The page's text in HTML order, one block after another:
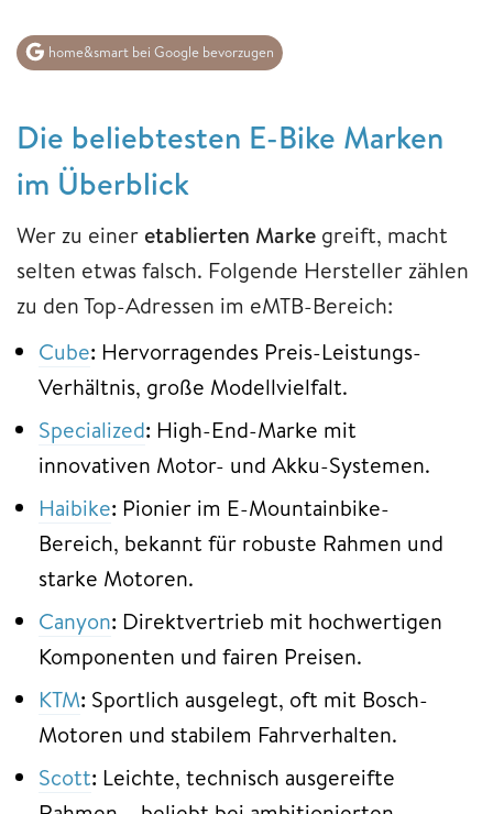
home&smart bei Google bevorzugen
Die beliebtesten E-Bike Marken
im Überblick
Wer zu einer etablierten Marke greift, macht
selten etwas falsch. Folgende Hersteller zählen
zu den Top-Adressen im eMTB-Bereich:
Cube: Hervorragendes Preis-Leistungs-
Verhältnis, große Modellvielfalt.
Specialized: High-End-Marke mit
innovativen Motor- und Akku-Systemen.
Haibike: Pionier im E-Mountainbike-
Bereich, bekannt für robuste Rahmen und
starke Motoren.
Canyon: Direktvertrieb mit hochwertigen
Komponenten und fairen Preisen.
KTM: Sportlich ausgelegt, oft mit Bosch-
Motoren und stabilem Fahrverhalten.
Scott: Leichte, technisch ausgereifte